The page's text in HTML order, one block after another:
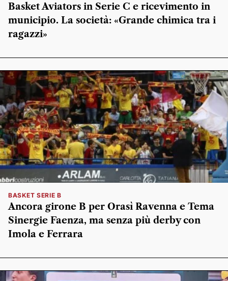
Basket Aviators in Serie C e ricevimento in
municipio. La società: «Grande chimica tra i
ragazzi»
BASKET SERIE B
Ancora girone B per Orasì Ravenna e Tema
Sinergie Faenza, ma senza più derby con
Imola e Ferrara